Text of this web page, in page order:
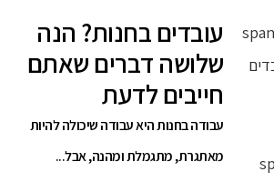
עובדים בחנות? הנה
שלושה דברים שאתם
חייבים לדעת
עבודה בחנות היא עבודה שיכולה להיות
מאתגרת, מתגמלת ומהנה, אבל...